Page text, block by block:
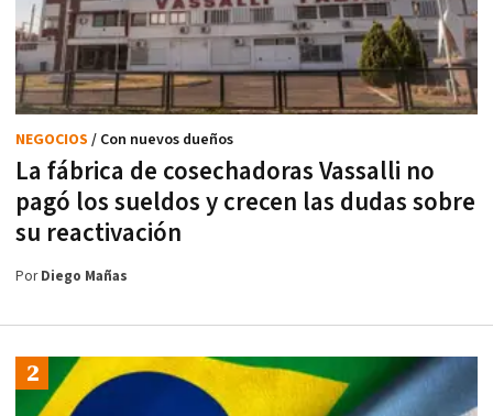
La fábrica de cosechadoras Vassalli no
pagó los sueldos y crecen las dudas sobre
su reactivación
NEGOCIOS / Con nuevos dueños
PorDiego Mañas